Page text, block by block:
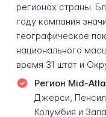
регионах страны.
году компания
географическое
национального
время 31 штат и
Регион Mid-
Джерси,
Колумбия и